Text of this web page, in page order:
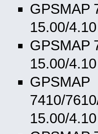
GPSMAP
15.00/4.10
GPSMAP
15.00/4.10
GPSMAP
7410/
15.00/4.10